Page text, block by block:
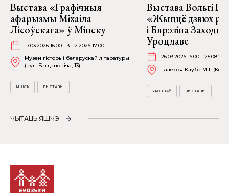
Выстава «Графічныя
афарызмы Міхаіла
Лісоўскага» ў Мінску
17.03.2026 16:00 - 31.12.2026 17:00
Музей гісторыі беларускай літаратуры
(вул. Багдановіча, 13)
МІНСК ВЫСТАВЫ
Выстава Вольгі
«Жыццё дзвюх
і Бярэзіна
Уроцлаве
26.03.2026 16:00 -
Галерэя Клуба MiL
УРОЦЛАЎ ВЫСТАВЫ
ЧЫТАЦЬ ЯШЧЭ